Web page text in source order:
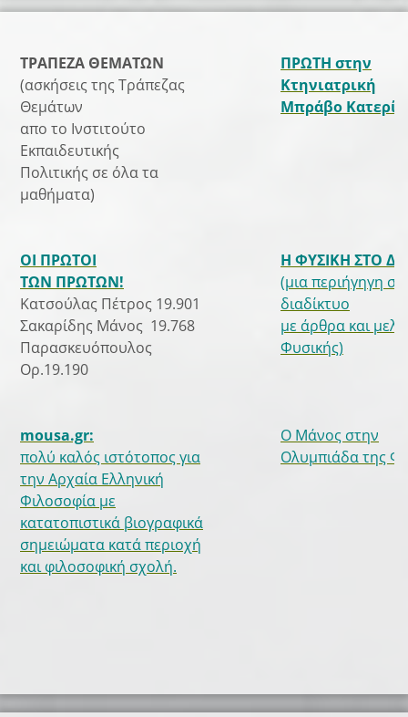
ΤΡΑΠΕΖΑ ΘΕΜΑΤΩΝ
(ασκήσεις της Τράπεζας
Θεμάτων
απο το Ινστιτούτο
Εκπαιδευτικής
Πολιτικής σε όλα τα
μαθήματα)
ΠΡΩΤΗ στην
Κτηνιατρική
Μπράβο
ΟΙ ΠΡΩΤΟΙ
ΤΩΝ ΠΡΩΤΩΝ!
Κατσούλας Πέτρος 19.901
Σακαρίδης Μάνος 19.768
Παρασκευόπουλος
Ορ.19.190
Η ΦΥΣΙΚΗ ΣΤΟ
(μια περιήγηγη
διαδίκτυο
με άρθρα και
Φυσικής)
mousa.gr:
πολύ καλός ιστότοπος για
την Αρχαία Ελληνική
Φιλοσοφία με
κατατοπιστικά βιογραφικά
σημειώματα κατά περιοχή
και φιλοσοφική σχολή.
Ο Μάνος στην
Ολυμπιάδα της